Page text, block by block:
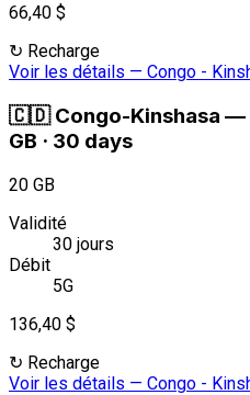
66,40 $
↻ Recharge
Voir les détails — Congo -
🇨🇩 Congo-Kinshasa —
GB · 30 days
20 GB
Validité
30 jours
Débit
5G
136,40 $
↻ Recharge
Voir les détails — Congo -